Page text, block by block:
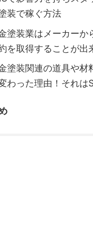
装で稼ぐ方法
塗装業はメーカーか
を取得することが出
塗装関連の道具や材
わった理由！それは